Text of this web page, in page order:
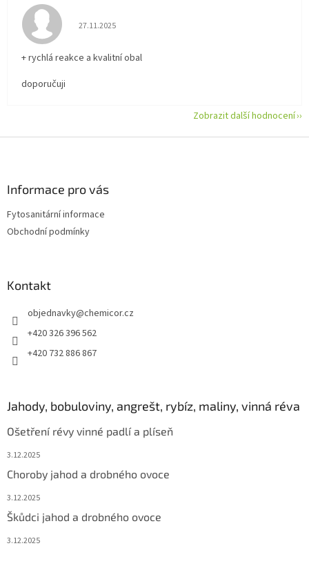
Hodnocení obchodu je 5 z 5 hvězdiček.
27.11.2025
+ rychlá reakce a kvalitní obal
doporučuji
Zobrazit další hodnocení
Informace pro vás
Fytosanitární informace
Obchodní podmínky
Kontakt
objednavky@chemicor.cz
+420 326 396 562
+420 732 886 867
Jahody, bobuloviny, angrešt, rybíz, maliny, vinná réva
Ošetření révy vinné padlí a plíseň
3.12.2025
Choroby jahod a drobného ovoce
3.12.2025
Škůdci jahod a drobného ovoce
3.12.2025